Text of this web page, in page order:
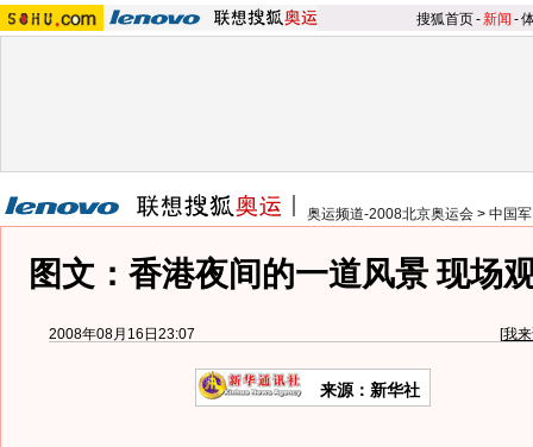
搜狐首页-新闻 -
奥运频道-2008北京奥运会 > 中国
图文：香港夜间的一道风景 现场
2008年08月16日23:07 [我
来源：新华社